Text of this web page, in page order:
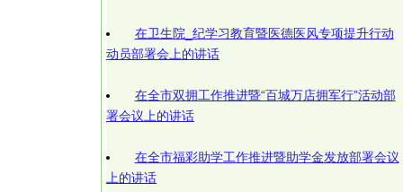
在卫生院_纪学习教育暨医德医风专项提升行动
动员部署会上的讲话
在全市双拥工作推进暨“百城万店拥军行”活动部
署会议上的讲话
在全市福彩助学工作推进暨助学金发放部署会议
上的讲话